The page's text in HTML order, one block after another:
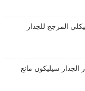
الهيكلي المزجج للجدار
الجدار سيليكون مانع